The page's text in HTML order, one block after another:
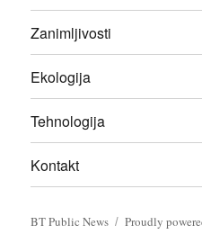
Zanimljivosti
Ekologija
Tehnologija
Kontakt
BT Public News Proudly